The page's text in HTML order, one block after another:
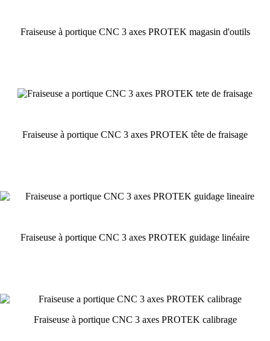
Fraiseuse à portique CNC 3 axes PROTEK magasin d'outils
Fraiseuse à portique CNC 3 axes PROTEK tête de fraisage
Fraiseuse à portique CNC 3 axes PROTEK guidage linéaire
Fraiseuse à portique CNC 3 axes PROTEK calibrage